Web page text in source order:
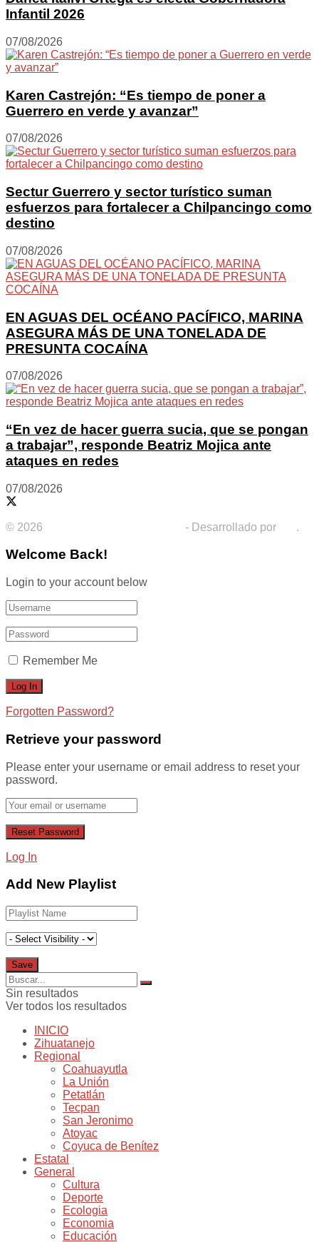
Infantil 2026
07/08/2026
Karen Castrejón: “Es tiempo de poner a
Guerrero en verde y avanzar”
07/08/2026
Sectur Guerrero y sector turístico suman
esfuerzos para fortalecer a Chilpancingo como
destino
07/08/2026
EN AGUAS DEL OCÉANO PACÍFICO, MARINA
ASEGURA MÁS DE UNA TONELADA DE
PRESUNTA COCAÍNA
07/08/2026
“En vez de hacer guerra sucia, que se pongan
a trabajar”, responde Beatriz Mojica ante
ataques en redes
07/08/2026
© 2026 - Desarrollado por .
Welcome Back!
Login to your account below
Remember Me
Forgotten Password?
Retrieve your password
Please enter your username or email address to reset your
password.
Log In
Add New Playlist
Sin resultados
Ver todos los resultados
INICIO
Zihuatanejo
Regional
Coahuayutla
La Unión
Petatlán
Tecpan
San Jeronimo
Atoyac
Coyuca de Benítez
Estatal
General
Cultura
Deporte
Ecologia
Economia
Educación